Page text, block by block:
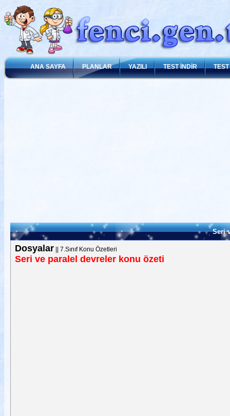
ANA SAYFA PLANLAR YAZILI TEST İNDİR
Seri
Dosyalar|| 7.Sınıf Konu Özetleri
Seri ve paralel devreler konu özeti